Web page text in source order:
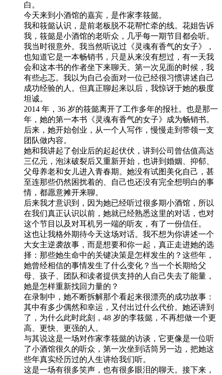
白。
今天来到小酒馆的嘉宾，是作家李筱懿。
我和筱懿认识，是前老板脱不花帮忙牵的线。花姐告诉
我，筱懿是小酒馆的老听众，几乎每一期节目都会听。
我当时很意外。我当然听说过《灵魂有香气的女子》，
也知道它是一本畅销书，只是从来没有想过，有一天我
会和这本书的作者坐下来聊天。第一次见面的时候，我
有些忐忑。我以为自己会面对一位已经很习惯讲述自己
成功经验的人。但真正聊起来以后，我惊讶于她的极度
坦诚。
2014 年，36 岁的筱懿离开了工作多年的报社。也是那一
年，她的第一本书《灵魂有香气的女子》成为畅销书。
后来，她开始创业，从一个人写作，慢慢走到带领一支
团队做内容。
她和我讲起了创业后的起起伏伏，讲到公司曾估值高达
三亿元，泡沫破裂后又重新开始，也讲到婚姻、抑郁、
父母养老和女儿进入青春期。她没有试图美化自己，甚
至连那些仍然困扰着的、自己也还没有完全想明白的事
情，都愿意摊开来聊。
后来我才意识到，因为她已经听过很多期小酒馆，所以
在我们真正认识以前，她就已经熟悉这里的对话，也对
这个节目以及对耳机另一端的听友，有了一份信任。
这也让我格外期待今天这场对话。我不想为你讲述一个
大女主逆袭故事，而是想要和你一起，真正走进她的选
择：那些她生命中的关键决策是怎样发生的？这些年，
她曾经相信的事情发生了什么变化？当一个长期给父
母、孩子、团队和读者提供支持的人自己失去了能量，
她是怎样重新找回力量的？
在录制中，她不断拆解那个看起来很漂亮的成功故事：
其中有多少偶然和幸运，又付出过什么代价。她还讲到
了，为什么此时此刻，48 岁的李筱懿，不再想做一个更
高、更快、更强的人。
与其说这是一场对作家李筱懿的访谈，它更像是一位听
了小酒馆很久的听众，第一次坐到话筒另一边，把她这
些年真实经历过的人生讲给我们听。
这是一场有很多笑声，也有很多眼泪的聊天。接下来，